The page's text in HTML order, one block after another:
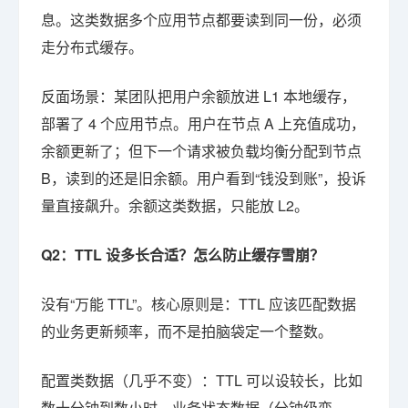
息。这类数据多个应用节点都要读到同一份，必须
走分布式缓存。
反面场景：某团队把用户余额放进 L1 本地缓存，
部署了 4 个应用节点。用户在节点 A 上充值成功，
余额更新了；但下一个请求被负载均衡分配到节点
B，读到的还是旧余额。用户看到“钱没到账”，投诉
量直接飙升。余额这类数据，只能放 L2。
Q2：TTL 设多长合适？怎么防止缓存雪崩？
没有“万能 TTL”。核心原则是：TTL 应该匹配数据
的业务更新频率，而不是拍脑袋定一个整数。
配置类数据（几乎不变）：TTL 可以设较长，比如